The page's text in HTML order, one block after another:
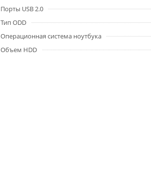
Порты USB 2.0
Тип ODD
Операционная система ноутбука
Объем HDD